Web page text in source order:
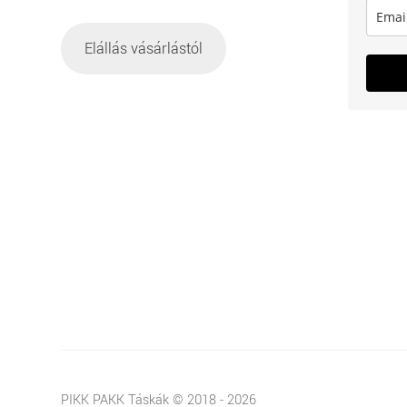
Elállás vásárlástól
PIKK PAKK Táskák © 2018 - 2026